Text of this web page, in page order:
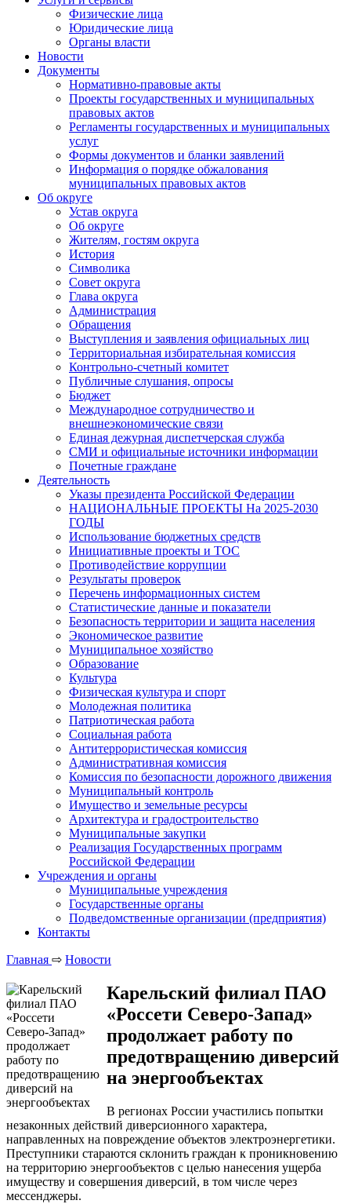
Физические лица
Юридические лица
Органы власти
Новости
Документы
Нормативно-правовые акты
Проекты государственных и муниципальных
правовых актов
Регламенты государственных и муниципальных
услуг
Формы документов и бланки заявлений
Информация о порядке обжалования
муниципальных правовых актов
Об округе
Устав округа
Об округе
Жителям, гостям округа
История
Символика
Совет округа
Глава округа
Администрация
Обращения
Выступления и заявления официальных лиц
Территориальная избирательная комиссия
Контрольно-счетный комитет
Публичные слушания, опросы
Бюджет
Международное сотрудничество и
внешнеэкономические связи
Единая дежурная диспетчерская служба
СМИ и официальные источники информации
Почетные граждане
Деятельность
Указы президента Российской Федерации
НАЦИОНАЛЬНЫЕ ПРОЕКТЫ На 2025-2030
ГОДЫ
Использование бюджетных средств
Инициативные проекты и ТОС
Противодействие коррупции
Результаты проверок
Перечень информационных систем
Статистические данные и показатели
Безопасность территории и защита населения
Экономическое развитие
Муниципальное хозяйство
Образование
Культура
Физическая культура и спорт
Молодежная политика
Патриотическая работа
Социальная работа
Антитеррористическая комиссия
Административная комиссия
Комиссия по безопасности дорожного движения
Муниципальный контроль
Имущество и земельные ресурсы
Архитектура и градостроительство
Муниципальные закупки
Реализация Государственных программ
Российской Федерации
Учреждения и органы
Муниципальные учреждения
Государственные органы
Подведомственные организации (предприятия)
Контакты
Главная ⇨ Новости
Карельский филиал ПАО
«Россети Северо-Запад»
продолжает работу по
предотвращению диверсий
на энергообъектах
В регионах России участились попытки
незаконных действий диверсионного характера,
направленных на повреждение объектов электроэнергетики.
Преступники стараются склонить граждан к проникновению
на территорию энергообъектов с целью нанесения ущерба
имуществу и совершения диверсий, в том числе через
мессенджеры.